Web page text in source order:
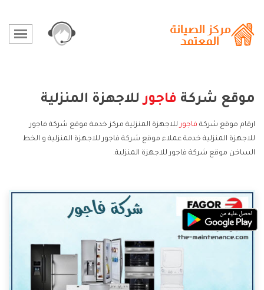
موقع شركة فاجورللاجهزة المنزلية
ارقام موقع شركة فاجور للاجهزة المنزلية مركز خدمة موقع شركة فاجور
للاجهزة المنزلية خدمة عملاء موقع شركة فاجور للاجهزة المنزلية و الخط
الساخن موقع شركة فاجور للاجهزة المنزلية.